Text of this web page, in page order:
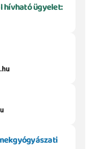
hívható ügyelet: